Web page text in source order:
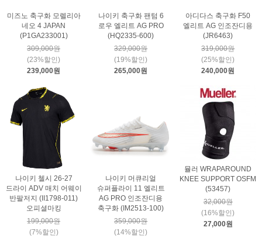
미즈노 축구화 모렐리아
네오 4 JAPAN
(P1GA233001)
309,000원
(23%할인)
239,000원
나이키 축구화 팬텀 6
로우 엘리트 AG PRO
(HQ2335-600)
329,000원
(19%할인)
265,000원
아디다스 축구화 F50
엘리트 AG 인조잔디용
(JR6463)
319,000원
(25%할인)
240,000원
나이키 첼시 26-27
드라이 ADV 매치 어웨이
반팔저지 (II1798-011)
오피셜마킹
199,000원
(7%할인)
나이키 머큐리얼
슈퍼플라이 11 엘리트
AG PRO 인조잔디용
축구화 (IM2513-100)
359,000원
(14%할인)
뮬러 WRAPAROUND
KNEE SUPPORT OSFM
(53457)
32,000원
(16%할인)
27,000원